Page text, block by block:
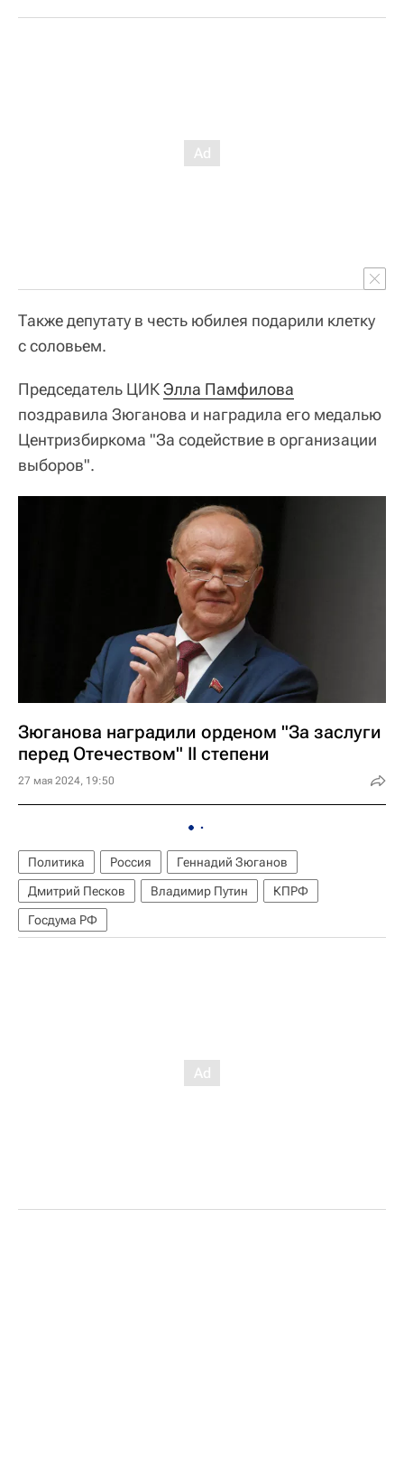
Также депутату в честь юбилея подарили клетку
с соловьем.
Председатель ЦИКЭлла Памфилова
поздравила Зюганова и наградила его медалью
Центризбиркома "За содействие в организации
выборов".
Зюганова наградили орденом "За заслуги
перед Отечеством" II степени
27 мая 2024, 19:50
Политика Россия
Геннадий Зюганов
Дмитрий Песков
Владимир Путин
КПРФ
Госдума РФ